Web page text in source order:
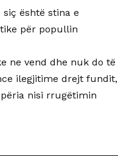
është stina e
për popullin
ne vend dhe nuk do të
ilegjitime drejt fundit,
nisi rrugëtimin